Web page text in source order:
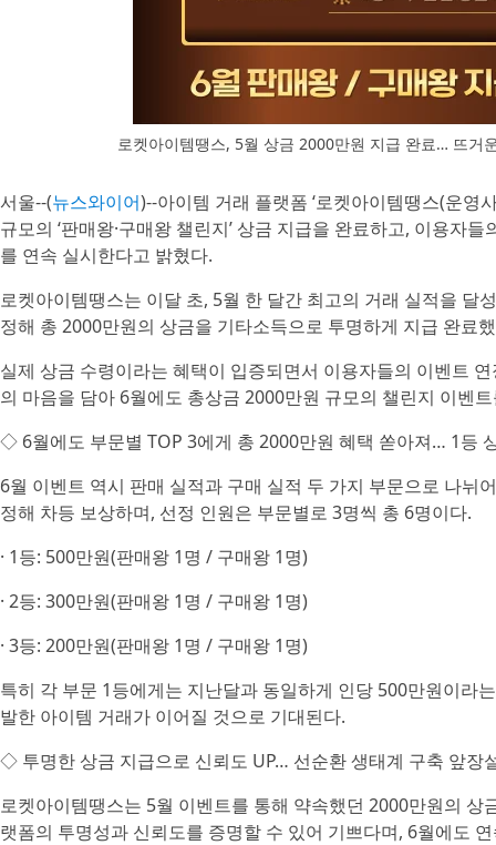
로켓아이템땡스, 5월 상금 2000만원 지급 완료… 뜨거
서울--(뉴스와이어)--아이템 거래 플랫폼 ‘로켓아이템땡스(운영
규모의 ‘판매왕·구매왕 챌린지’ 상금 지급을 완료하고, 이용자
를 연속 실시한다고 밝혔다.
로켓아이템땡스는 이달 초, 5월 한 달간 최고의 거래 실적을 달
정해 총 2000만원의 상금을 기타소득으로 투명하게 지급 완료
실제 상금 수령이라는 혜택이 입증되면서 이용자들의 이벤트
의 마음을 담아 6월에도 총상금 2000만원 규모의 챌린지 이벤
◇ 6월에도 부문별 TOP 3에게 총 2000만원 혜택 쏟아져… 1등
6월 이벤트 역시 판매 실적과 구매 실적 두 가지 부문으로 나뉘
정해 차등 보상하며, 선정 인원은 부문별로 3명씩 총 6명이다.
· 1등: 500만원(판매왕 1명 / 구매왕 1명)
· 2등: 300만원(판매왕 1명 / 구매왕 1명)
· 3등: 200만원(판매왕 1명 / 구매왕 1명)
특히 각 부문 1등에게는 지난달과 동일하게 인당 500만원이라
발한 아이템 거래가 이어질 것으로 기대된다.
◇ 투명한 상금 지급으로 신뢰도 UP… 선순환 생태계 구축 앞장
로켓아이템땡스는 5월 이벤트를 통해 약속했던 2000만원의
랫폼의 투명성과 신뢰도를 증명할 수 있어 기쁘다며, 6월에도